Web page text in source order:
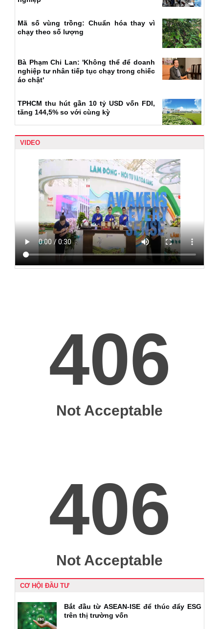
Mã số vùng trồng: Chuẩn hóa thay vì
chạy theo số lượng
Bà Phạm Chi Lan: 'Không thể để doanh
nghiệp tư nhân tiếp tục chạy trong chiếc
áo chật'
TPHCM thu hút gần 10 tỷ USD vốn FDI,
tăng 144,5% so với cùng kỳ
VIDEO
CƠ HỘI ĐẦU TƯ
Bắt đầu từ ASEAN-ISE để thúc đẩy ESG
trên thị trường vốn